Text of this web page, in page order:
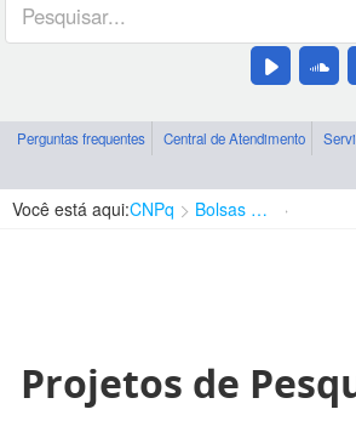
Perguntas frequentes Central de Atendimento
Você está aqui:CNPq Bolsas e Auxílios Vigentes
Projetos de